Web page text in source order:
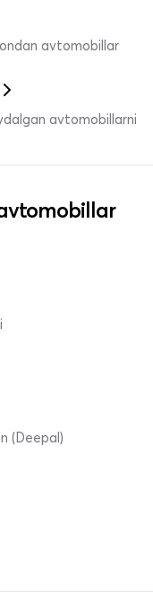
avtomobillar
avtomobillarni
(Deepal)